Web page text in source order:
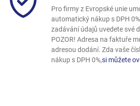
Pro firmy z Evropské unie
automatický nákup s DPH
zadávání údajů uvedete své
POZOR! Adresa na faktuře
adresou dodání. Zda vaše
nákup s DPH 0%,si můžete